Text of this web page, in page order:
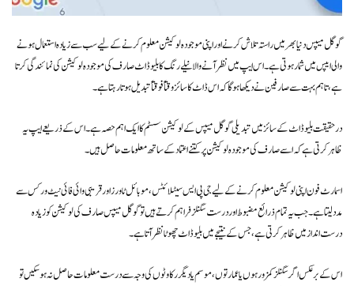
گوگل میپس دنیا بھر میں راستہ تلاش کرنے اور اپنی موجودہ لوکیشن معلوم کرنے کے لیے سب سے زیادہ استعمال ہونے
والی ایپس میں شمار ہوتی ہے۔ اس ایپ میں نظر آنے والا نیلے رنگ کا بلیو ڈاٹ صارف کی موجودہ لوکیشن کی نمائندگی کرتا
ہے، تاہم بہت سے صارفین نے دیکھا ہوگا کہ اس ڈاٹ کا سائز وقتاً فوقتاً تبدیل ہوتا رہتا ہے۔
درحقیقت بلیو ڈاٹ کے سائز میں تبدیلی گوگل میپس کے لوکیشن سسٹم کا ایک اہم حصہ ہے۔ اس کے ذریعے ایپ یہ
ظاہر کرتی ہے کہ اسے صارف کی موجودہ لوکیشن پر کتنے اعتماد کے ساتھ معلومات حاصل ہیں۔
اسمارٹ فون اپنی لوکیشن معلوم کرنے کے لیے جی پی ایس سیٹلائٹس، موبائل ٹاورز اور قریبی وائی فائی نیٹ ورکس سے
مدد لیتا ہے۔ جب یہ تمام ذرائع مضبوط اور درست سگنلز فراہم کرتے ہیں تو گوگل میپس صارف کی لوکیشن کو زیادہ
درست انداز میں ظاہر کرتی ہے، جس کے نتیجے میں بلیو ڈاٹ چھوٹا نظر آتا ہے۔
اس کے برعکس اگر سگنلز کمزور ہوں یا عمارتوں، موسم یا دیگر رکاوٹوں کی وجہ سے درست معلومات حاصل نہ ہو سکیں تو